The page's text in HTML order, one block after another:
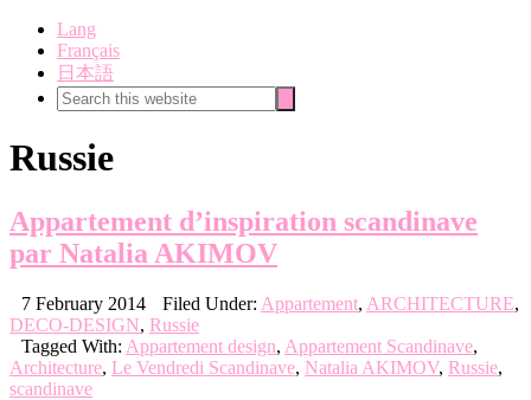
Lang
Français
日本語
Search
this
Russie
Appartement d’inspiration scandinave
par Natalia AKIMOV
7 February 2014 Filed Under: Appartement, ARCHITECTURE,
DECO-DESIGN, Russie
Tagged With: Appartement design, Appartement Scandinave,
Architecture, Le Vendredi Scandinave, Natalia AKIMOV, Russie,
scandinave